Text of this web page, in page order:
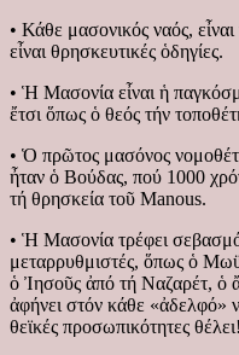
• Κάθε μασονικός ναός,
εἶναι θρησκευτικές ὁδηγίες.
• Ἡ Μασονία εἶναι ἡ
ἔτσι ὅπως ὁ θεός τήν
• Ὁ πρῶτος μασόνος
ἦταν ὁ Βούδας, πού 1000
τή θρησκεία τοῦ Manous.
• Ἡ Μασονία τρέφει
μεταρρυθμιστές, ὅπως ὁ
ὁ Ἰησοῦς ἀπό τή Ναζαρέτ, ὁ
ἀφήνει στόν κάθε «ἀδελφό»
θεϊκές προσωπικότητες θέλει!